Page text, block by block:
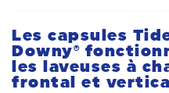
R: Oui, les capsules Tide
compatibles avec les
Les capsules
Downy®
les laveuses à
frontal et